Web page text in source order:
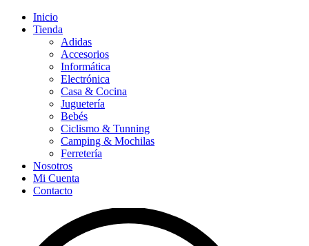
Inicio
Tienda
Adidas
Accesorios
Informática
Electrónica
Casa & Cocina
Juguetería
Bebés
Ciclismo & Tunning
Camping & Mochilas
Ferretería
Nosotros
Mi Cuenta
Contacto